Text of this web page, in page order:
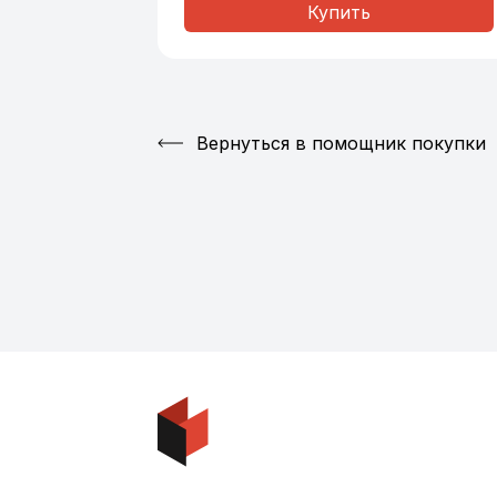
Купить
Вернуться в помощник покупки